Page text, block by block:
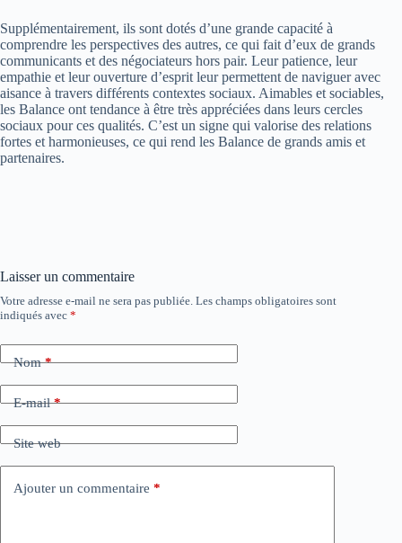
Supplémentairement, ils sont dotés d’une grande capacité à
comprendre les perspectives des autres, ce qui fait d’eux de grands
communicants et des négociateurs hors pair. Leur patience, leur
empathie et leur ouverture d’esprit leur permettent de naviguer avec
aisance à travers différents contextes sociaux. Aimables et sociables,
les Balance ont tendance à être très appréciées dans leurs cercles
sociaux pour ces qualités. C’est un signe qui valorise des relations
fortes et harmonieuses, ce qui rend les Balance de grands amis et
partenaires.
Laisser un commentaire
Votre adresse e-mail ne sera pas publiée. Les champs obligatoires sont
indiqués avec *
Nom*
E-mail*
Site web
Ajouter un commentaire *